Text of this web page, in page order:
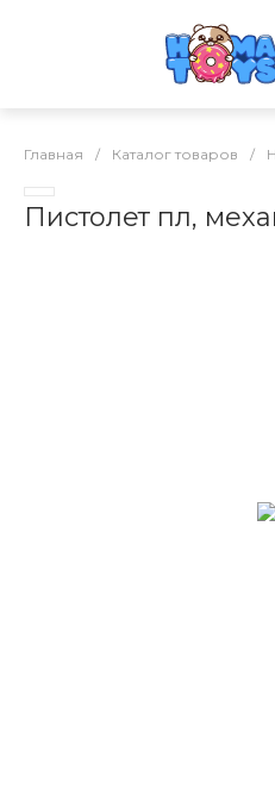
Главная / Каталог товаров /
Пистолет пл,